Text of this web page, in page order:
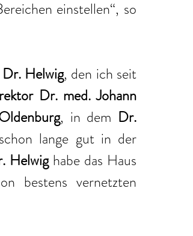
Dr. Helwig, den ich seit
Dr. med. Johann
, in dem Dr.
lange gut in der
Helwig habe das Haus
bestens vernetzten